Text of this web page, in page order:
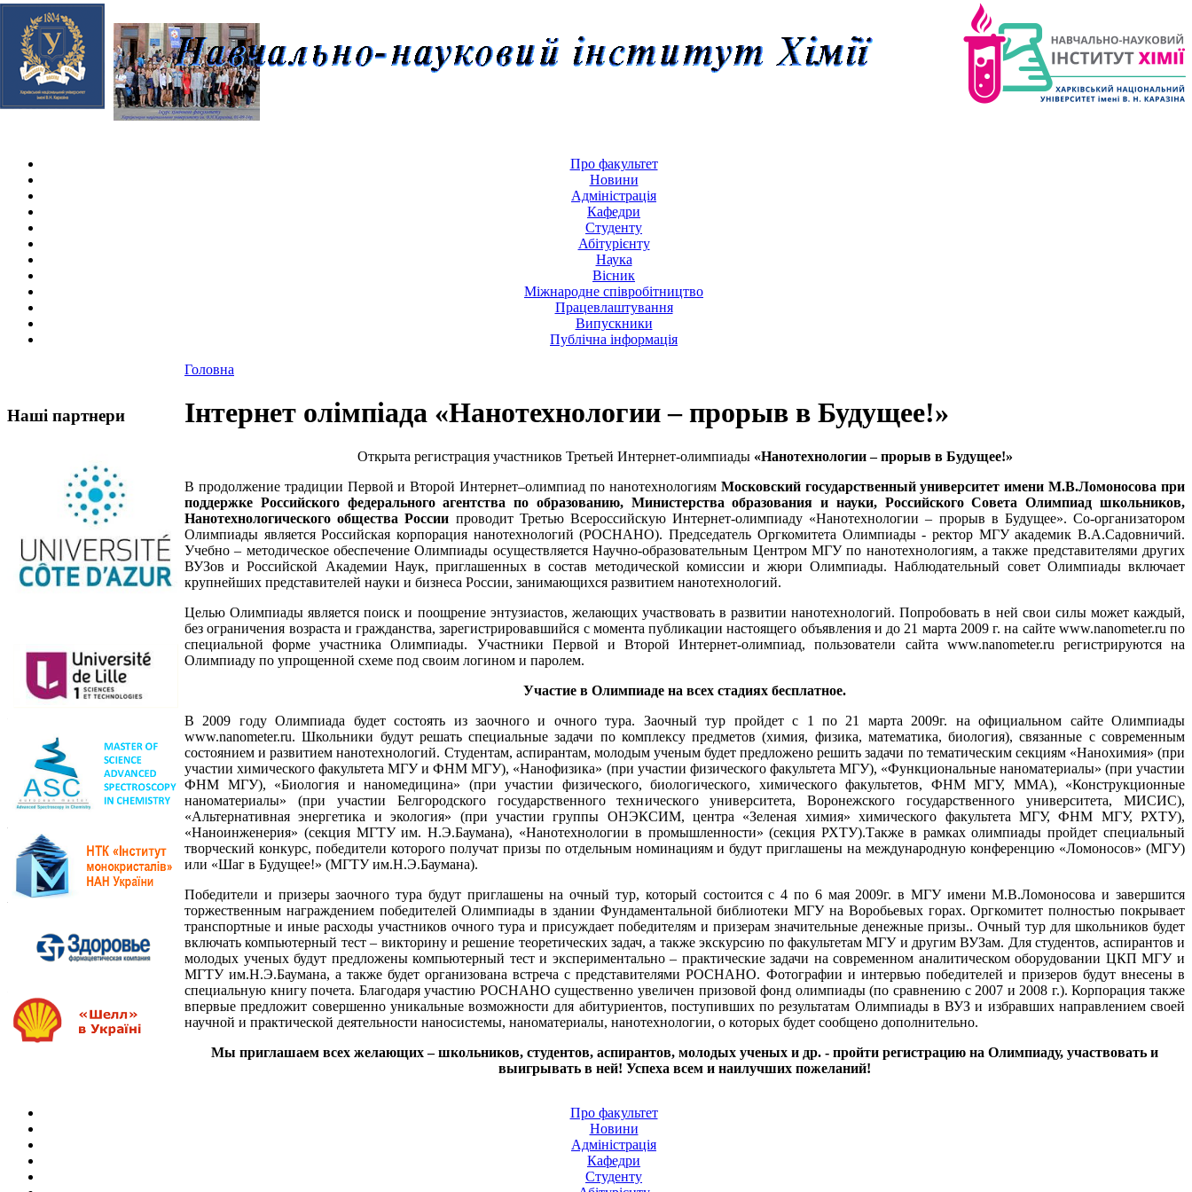
Skip navigation
Про факультет
Новини
Адміністрація
Кафедри
Студенту
Абітурієнту
Наука
Вісник
Міжнародне співробітництво
Працевлаштування
Випускники
Публічна інформація
Наші партнери
Головна
Інтернет олімпіада «Нанотехнологии – прорыв в Будущее!»
Открыта регистрация участников Третьей Интернет-олимпиады «Нанотехнологии – прорыв в Будущее!»
В продолжение традиции Первой и Второй Интернет–олимпиад по нанотехнологиям Московский государственный университет имени М.В.Ломоносова при
поддержке Российского федерального агентства по образованию, Министерства образования и науки, Российского Совета Олимпиад школьников,
Нанотехнологического общества России проводит Третью Всероссийскую Интернет-олимпиаду «Нанотехнологии – прорыв в Будущее». Со-организатором
Олимпиады является Российская корпорация нанотехнологий (РОСНАНО). Председатель Оргкомитета Олимпиады - ректор МГУ академик В.А.Садовничий.
Учебно – методическое обеспечение Олимпиады осуществляется Научно-образовательным Центром МГУ по нанотехнологиям, а также представителями других
ВУЗов и Российской Академии Наук, приглашенных в состав методической комиссии и жюри Олимпиады. Наблюдательный совет Олимпиады включает
крупнейших представителей науки и бизнеса России, занимающихся развитием нанотехнологий.
Целью Олимпиады является поиск и поощрение энтузиастов, желающих участвовать в развитии нанотехнологий. Попробовать в ней свои силы может каждый,
без ограничения возраста и гражданства, зарегистрировавшийся с момента публикации настоящего объявления и до 21 марта 2009 г. на сайте www.nanometer.ru по
специальной форме участника Олимпиады. Участники Первой и Второй Интернет-олимпиад, пользователи сайта www.nanometer.ru регистрируются на
Олимпиаду по упрощенной схеме под своим логином и паролем.
Участие в Олимпиаде на всех стадиях бесплатное.
В 2009 году Олимпиада будет состоять из заочного и очного тура. Заочный тур пройдет с 1 по 21 марта 2009г. на официальном сайте Олимпиады
www.nanometer.ru. Школьники будут решать специальные задачи по комплексу предметов (химия, физика, математика, биология), связанные с современным
состоянием и развитием нанотехнологий. Студентам, аспирантам, молодым ученым будет предложено решить задачи по тематическим секциям «Нанохимия» (при
участии химического факультета МГУ и ФНМ МГУ), «Нанофизика» (при участии физического факультета МГУ), «Функциональные наноматериалы» (при участии
ФНМ МГУ), «Биология и наномедицина» (при участии физического, биологического, химического факультетов, ФНМ МГУ, ММА), «Конструкционные
наноматериалы» (при участии Белгородского государственного технического университета, Воронежского государственного университета, МИСИС),
«Альтернативная энергетика и экология» (при участии группы ОНЭКСИМ, центра «Зеленая химия» химического факультета МГУ, ФНМ МГУ, РХТУ),
«Наноинженерия» (секция МГТУ им. Н.Э.Баумана), «Нанотехнологии в промышленности» (секция РХТУ).Также в рамках олимпиады пройдет специальный
творческий конкурс, победители которого получат призы по отдельным номинациям и будут приглашены на международную конференцию «Ломоносов» (МГУ)
или «Шаг в Будущее!» (МГТУ им.Н.Э.Баумана).
Победители и призеры заочного тура будут приглашены на очный тур, который состоится с 4 по 6 мая 2009г. в МГУ имени М.В.Ломоносова и завершится
торжественным награждением победителей Олимпиады в здании Фундаментальной библиотеки МГУ на Воробьевых горах. Оргкомитет полностью покрывает
транспортные и иные расходы участников очного тура и присуждает победителям и призерам значительные денежные призы.. Очный тур для школьников будет
включать компьютерный тест – викторину и решение теоретических задач, а также экскурсию по факультетам МГУ и другим ВУЗам. Для студентов, аспирантов и
молодых ученых будут предложены компьютерный тест и экспериментально – практические задачи на современном аналитическом оборудовании ЦКП МГУ и
МГТУ им.Н.Э.Баумана, а также будет организована встреча с представителями РОСНАНО. Фотографии и интервью победителей и призеров будут внесены в
специальную книгу почета. Благодаря участию РОСНАНО существенно увеличен призовой фонд олимпиады (по сравнению с 2007 и 2008 г.). Корпорация также
впервые предложит совершенно уникальные возможности для абитуриентов, поступивших по результатам Олимпиады в ВУЗ и избравших направлением своей
научной и практической деятельности наносистемы, наноматериалы, нанотехнологии, о которых будет сообщено дополнительно.
Мы приглашаем всех желающих – школьников, студентов, аспирантов, молодых ученых и др. - пройти регистрацию на Олимпиаду, участвовать и
выигрывать в ней! Успеха всем и наилучших пожеланий!
Про факультет
Новини
Адміністрація
Кафедри
Студенту